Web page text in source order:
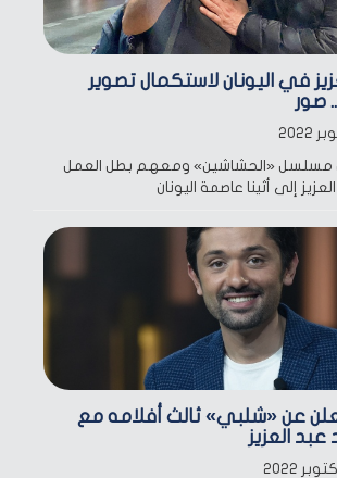
في اليونان لاستكمال تصوير
صور
مسلسل «الحشاشين» ومعهم بطل العمل
إلى أثينا عاصمة اليونان
عن «شلبي» ثالث أفلامه مع
العزيز